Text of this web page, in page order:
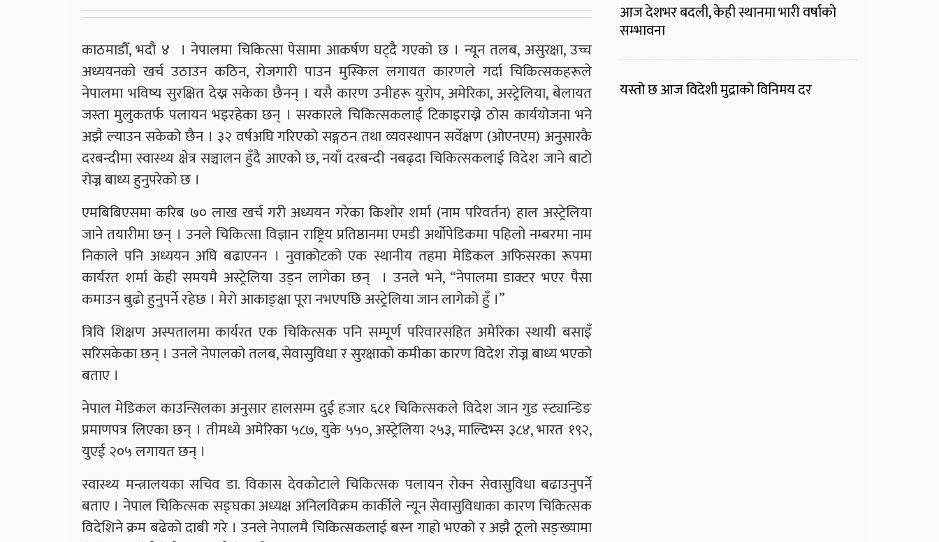
काठमाडौँ, भदौ ४ । नेपालमा चिकित्सा पेसामा आकर्षण घट्दै गएको छ । न्यून तलब, असुरक्षा, उच्च
अध्ययनको खर्च उठाउन कठिन, रोजगारी पाउन मुस्किल लगायत कारणले गर्दा चिकित्सकहरूले
नेपालमा भविष्य सुरक्षित देख्न सकेका छैनन् । यसै कारण उनीहरू युरोप, अमेरिका, अस्ट्रेलिया, बेलायत
जस्ता मुलुकतर्फ पलायन भइरहेका छन् । सरकारले चिकित्सकलाई टिकाइराख्ने ठोस कार्ययोजना भने
अझै ल्याउन सकेको छैन । ३२ वर्षअघि गरिएको सङ्गठन तथा व्यवस्थापन सर्वेक्षण (ओएनएम) अनुसारकै
दरबन्दीमा स्वास्थ्य क्षेत्र सञ्चालन हुँदै आएको छ, नयाँ दरबन्दी नबढ्दा चिकित्सकलाई विदेश जाने बाटो
रोज्न बाध्य हुनुपरेको छ ।
एमबिबिएसमा करिब ७० लाख खर्च गरी अध्ययन गरेका किशोर शर्मा (नाम परिवर्तन) हाल अस्ट्रेलिया
जाने तयारीमा छन् । उनले चिकित्सा विज्ञान राष्ट्रिय प्रतिष्ठानमा एमडी अर्थोपेडिकमा पहिलो नम्बरमा नाम
निकाले पनि अध्ययन अघि बढाएनन । नुवाकोटको एक स्थानीय तहमा मेडिकल अफिसरका रूपमा
कार्यरत शर्मा केही समयमै अस्ट्रेलिया उड्न लागेका छन् । उनले भने, “नेपालमा डाक्टर भएर पैसा
कमाउन बुढो हुनुपर्ने रहेछ । मेरो आकाङ्क्षा पूरा नभएपछि अस्ट्रेलिया जान लागेको हुँ ।”
त्रिवि शिक्षण अस्पतालमा कार्यरत एक चिकित्सक पनि सम्पूर्ण परिवारसहित अमेरिका स्थायी बसाइँ
सरिसकेका छन् । उनले नेपालको तलब, सेवासुविधा र सुरक्षाको कमीका कारण विदेश रोज्न बाध्य भएको
बताए ।
नेपाल मेडिकल काउन्सिलका अनुसार हालसम्म दुई हजार ६८१ चिकित्सकले विदेश जान गुड स्ट्यान्डिङ
प्रमाणपत्र लिएका छन् । तीमध्ये अमेरिका ५८७, युके ५५०, अस्ट्रेलिया २५३, माल्दिभ्स ३८४, भारत १९२,
युएई २०५ लगायत छन् ।
स्वास्थ्य मन्त्रालयका सचिव डा. विकास देवकोटाले चिकित्सक पलायन रोक्न सेवासुविधा बढाउनुपर्ने
बताए । नेपाल चिकित्सक सङ्घका अध्यक्ष अनिलविक्रम कार्कीले न्यून सेवासुविधाका कारण चिकित्सक
विदेशिने क्रम बढेको दाबी गरे । उनले नेपालमै चिकित्सकलाई बस्न गाह्रो भएको र अझै ठूलो सङ्ख्यामा
आज देशभर बदली, केही स्थानमा भारी वर्षाको
सम्भावना
यस्तो छ आज विदेशी मुद्राको विनिमय दर